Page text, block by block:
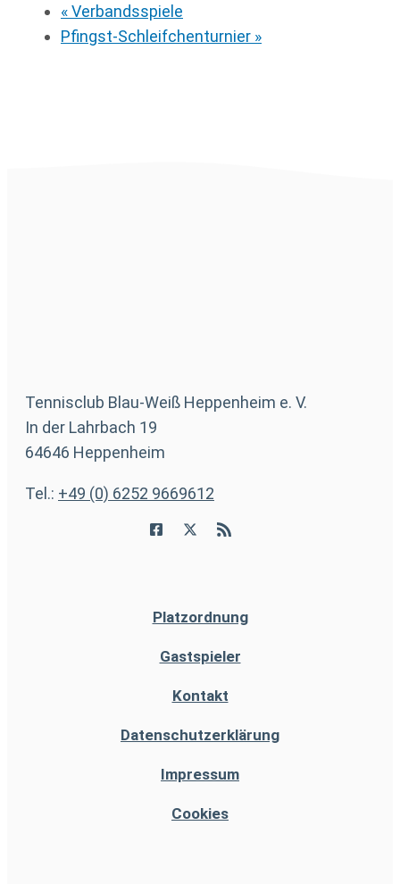
«Verbandsspiele
Pfingst-Schleifchenturnier »
Tennisclub Blau-Weiß Heppenheim e. V.
In der Lahrbach 19
64646 Heppenheim
Tel.: +49 (0) 6252 9669612
Platzordnung
Gastspieler
Kontakt
Datenschutzerklärung
Impressum
Cookies